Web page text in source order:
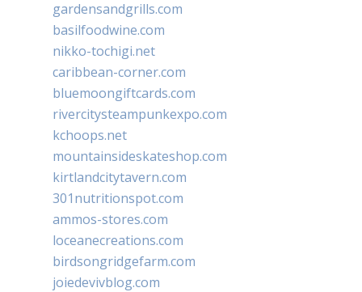
gardensandgrills.com
basilfoodwine.com
nikko-tochigi.net
caribbean-corner.com
bluemoongiftcards.com
rivercitysteampunkexpo.com
kchoops.net
mountainsideskateshop.com
kirtlandcitytavern.com
301nutritionspot.com
ammos-stores.com
loceanecreations.com
birdsongridgefarm.com
joiedevivblog.com